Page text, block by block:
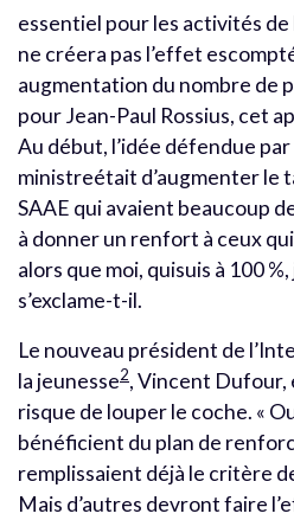
essentiel pour les activités de
ne créera pas l’effet
augmentation du nombre de
pour Jean-Paul Rossius, cet
Au début, l’idée défendue
ministreétait d’augmenter le
SAAE qui avaient beaucoup
à donner un renfort à ceux
alors que moi, quisuis à 100 %,
s’exclame-t-il.
Le nouveau président de
la jeunesse2, Vincent Dufour,
risque de louper le coche. «
bénéficient du plan de
remplissaient déjà le critère
Mais d’autres devront faire